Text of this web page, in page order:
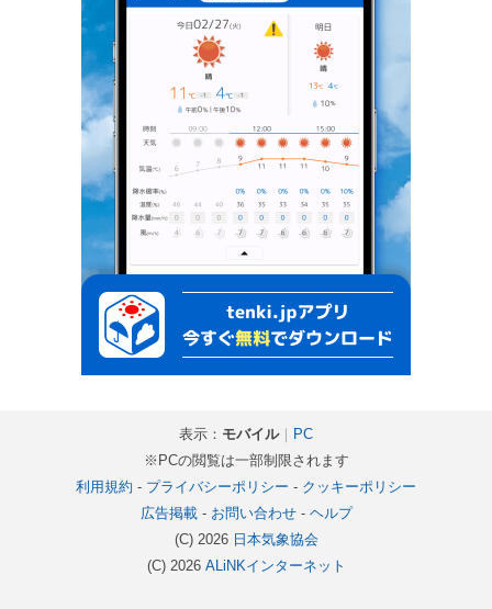
表示： モバイル｜ PC
※PCの閲覧は一部制限されます
利用規約 - プライバシーポリシー - クッキーポリシー
広告掲載- お問い合わせ- ヘルプ
(C) 2026 日本気象協会
(C) 2026 ALiNKインターネット